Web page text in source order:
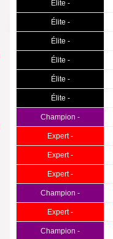
Élite -
Élite -
Élite -
Élite -
Élite -
Élite -
Champion -
Expert -
Expert -
Expert -
Champion -
Expert -
Champion -